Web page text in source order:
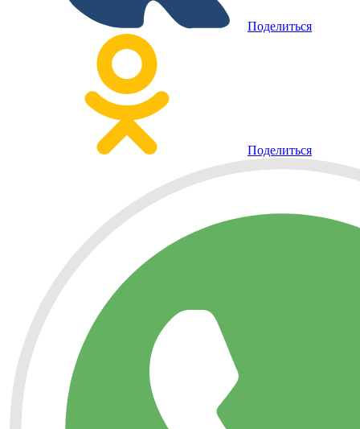
Поделиться
Поделиться